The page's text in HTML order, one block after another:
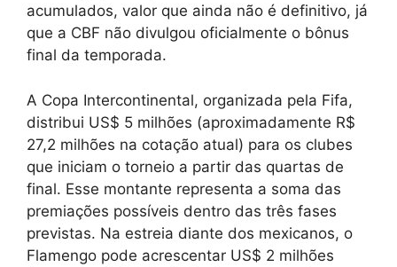
acumulados, valor que ainda não é definitivo, já
que a CBF não divulgou oficialmente o bônus
final da temporada.
A Copa Intercontinental, organizada pela Fifa,
distribui US$ 5 milhões (aproximadamente R$
27,2 milhões na cotação atual) para os clubes
que iniciam o torneio a partir das quartas de
final. Esse montante representa a soma das
premiações possíveis dentro das três fases
previstas. Na estreia diante dos mexicanos, o
Flamengo pode acrescentar US$ 2 milhões